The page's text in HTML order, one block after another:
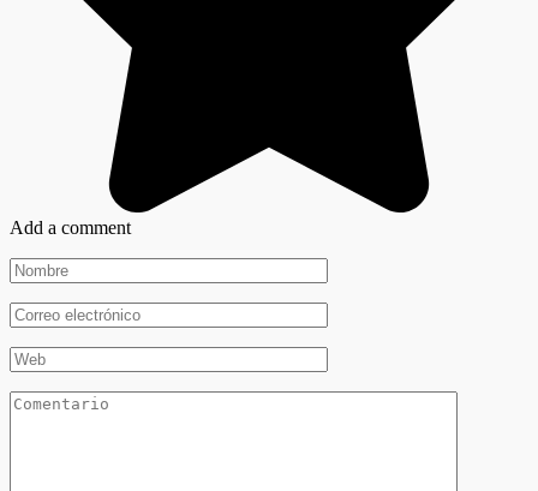
Add a comment
Nombre
*
Correo
electrónico
*Web
Comentario